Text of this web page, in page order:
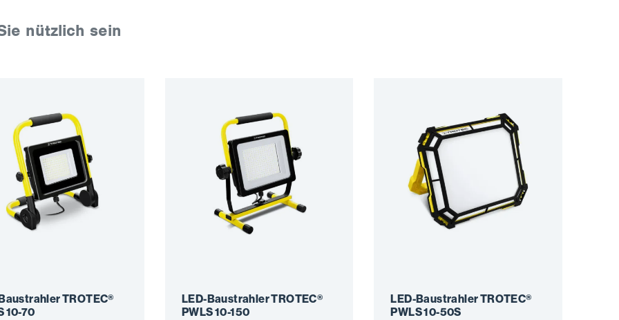
nützlich sein
TROTEC®
10-70
LED-Baustrahler TROTEC®
PWLS 10-150
LED-Baustrahler TROTEC®
PWLS 10-50S